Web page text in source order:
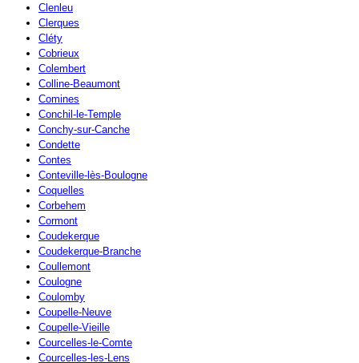
Clenleu
Clerques
Cléty
Cobrieux
Colembert
Colline-Beaumont
Comines
Conchil-le-Temple
Conchy-sur-Canche
Condette
Contes
Conteville-lès-Boulogne
Coquelles
Corbehem
Cormont
Coudekerque
Coudekerque-Branche
Coullemont
Coulogne
Coulomby
Coupelle-Neuve
Coupelle-Vieille
Courcelles-le-Comte
Courcelles-les-Lens